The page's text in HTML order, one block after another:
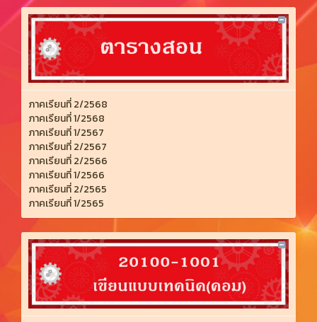
ภาคเรียนที่ 2/2568
ภาคเรียนที่ 1/2568
ภาคเรียนที่ 1/2567
ภาคเรียนที่ 2/2567
ภาคเรียนที่ 2/2566
ภาคเรียนที่ 1/2566
ภาคเรียนที่ 2/2565
ภาคเรียนที่ 1/2565